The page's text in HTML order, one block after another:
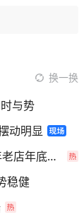
换一换
与势
动明显
于东来回应胖东来近25年老店年底关闭
稳健